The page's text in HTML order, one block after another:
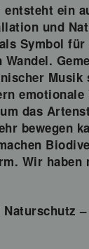
entsteht ein
und
Symbol
das
bewegen
Wir